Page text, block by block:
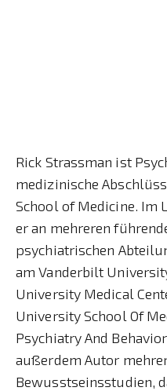
Rick Strassman ist
medizinische
School of Medicine. Im
er an mehreren
psychiatrischen
am Vanderbilt
University Medical
University School Of
Psychiatry And
außerdem Autor
Bewusstseinsstudien,